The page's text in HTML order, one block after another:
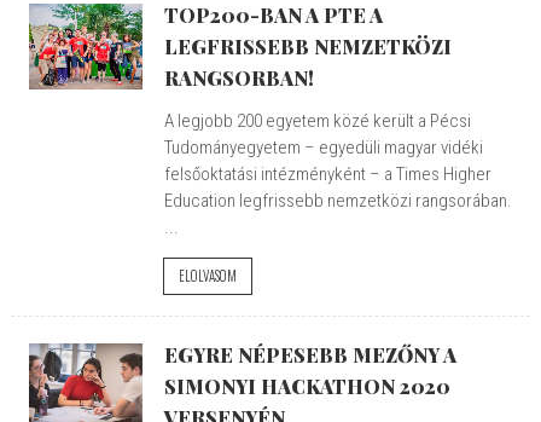
TOP200-BAN A PTE A
LEGFRISSEBB NEMZETKÖZI
RANGSORBAN!
A legjobb 200 egyetem közé került a Pécsi
Tudományegyetem – egyedüli magyar vidéki
felsőoktatási intézményként – a Times Higher
Education legfrissebb nemzetközi rangsorában.
...
ELOLVASOM
EGYRE NÉPESEBB MEZŐNY A
SIMONYI HACKATHON 2020